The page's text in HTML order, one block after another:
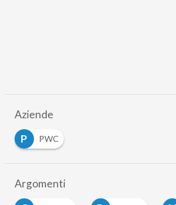
Aziende
P
PWC
Argomenti